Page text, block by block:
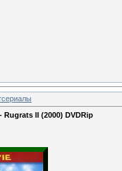
II (2000) DVDRip